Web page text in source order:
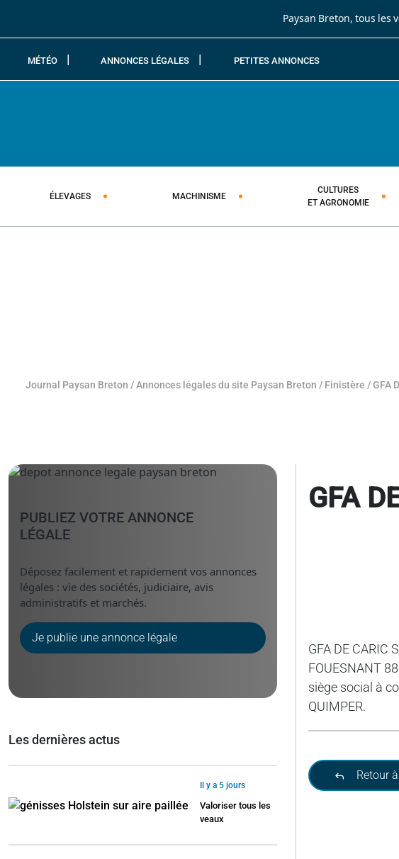
Paysan Breton, tous les
MÉTÉO ANNONCES LÉGALES PETITES ANNONCES
ÉLEVAGES MACHINISME
CULTURES
ET AGRONOMIE
Journal Paysan Breton /Annonces légales du site Paysan Breton / Finistère /GFA
GFA
GFA DE CARIC
FOUESNANT
siège social à
QUIMPER.
Retour
PUBLIEZ VOTRE ANNONCE
LÉGALE
Déposez facilement et rapidement vos annonces
légales : vie des sociétés, judiciaire, avis
administratifs et marchés.
Je publie une annonce légale
Les dernières actus
Il y a 5 jours
Valoriser tous les
veaux